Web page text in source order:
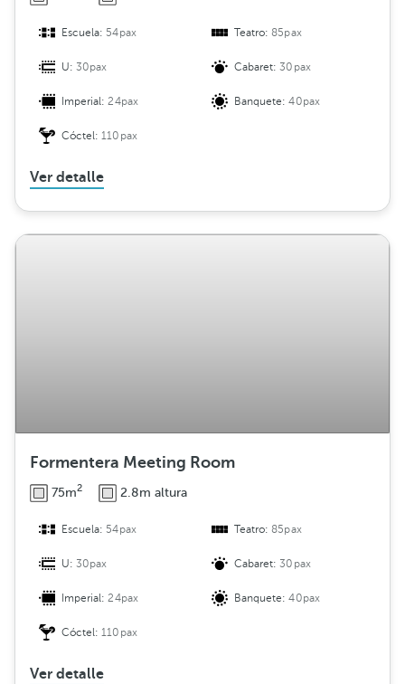
Escuela: 54pax Teatro:85pax
U:30pax Cabaret:30pax
Imperial:24pax Banquete:40pax
Cóctel:110pax
Ver detalle
Formentera Meeting Room
75m2 2.8m altura
Escuela: 54pax Teatro:85pax
U:30pax Cabaret:30pax
Imperial:24pax Banquete:40pax
Cóctel:110pax
Ver detalle